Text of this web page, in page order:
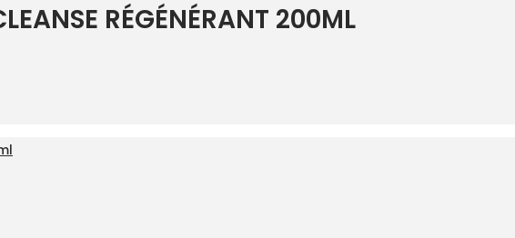
RÉGÉNÉRANT 200ML